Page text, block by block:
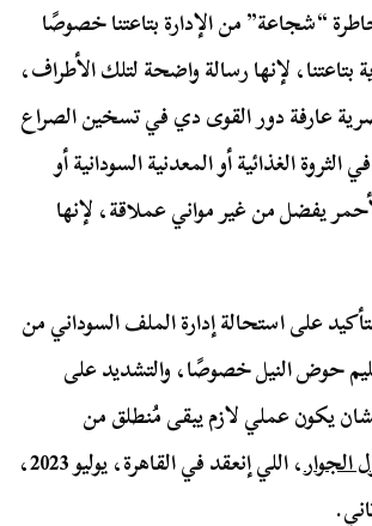
“شجاعة” من الإدارة بتاعتنا خصوصًا
بتاعتنا، لإنها رسالة واضحة لتلك الأطراف،
عارفة دور القوى دي في تسخين الصراع
الغذائية أو المعدنية السودانية أو
يفضل من غير مواني عملاقة، لإنها
على استحالة إدارة الملف السوداني من
حوض النيل خصوصًا، والتشديد على
يكون عملي لازم يبقى مُنطلق من
، اللي إنعقد في القاهرة، يوليو 2023،